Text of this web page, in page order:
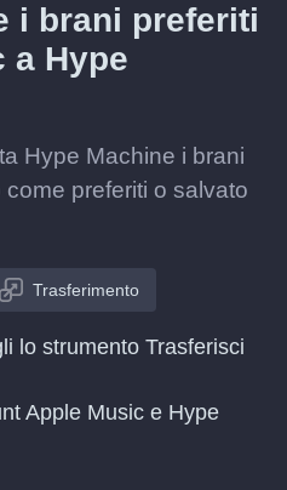
i brani preferiti
a Hype
Hype Machine i brani
preferiti o salvato
Trasferimento
lo strumento Trasferisci
Apple Music e Hype